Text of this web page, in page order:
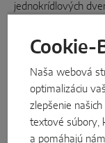
jednokrídlových
kľúčom ovládaného
s 3 multifunkčnými
základe skúšok.
podľa triedy
viac k PROTECT Z-
Cookie-
Naša webová
optimalizáciu
zlepšenie
textové súbory,
a pomáhajú